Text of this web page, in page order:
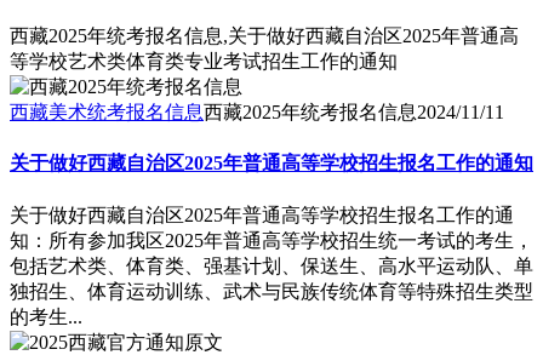
西藏2025年统考报名信息,关于做好西藏自治区2025年普通高
等学校艺术类体育类专业考试招生工作的通知
西藏美术统考报名信息西藏2025年统考报名信息2024/11/11
关于做好西藏自治区2025年普通高等学校招生报名工作的通知
关于做好西藏自治区2025年普通高等学校招生报名工作的通
知：所有参加我区2025年普通高等学校招生统一考试的考生，
包括艺术类、体育类、强基计划、保送生、高水平运动队、单
独招生、体育运动训练、武术与民族传统体育等特殊招生类型
的考生...